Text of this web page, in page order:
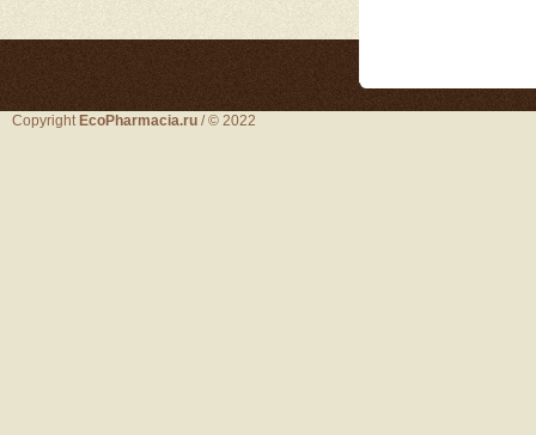
Copyright EcoPharmacia.ru / © 2022